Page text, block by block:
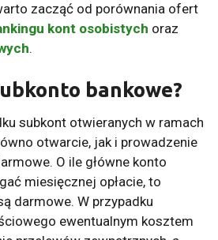
zacząć od porównania ofert
kont osobistych oraz
.
bankowe?
subkont otwieranych w ramach
otwarcie, jak i prowadzenie
O ile główne konto
miesięcznej opłacie, to
darmowe. W przypadku
ewentualnym kosztem